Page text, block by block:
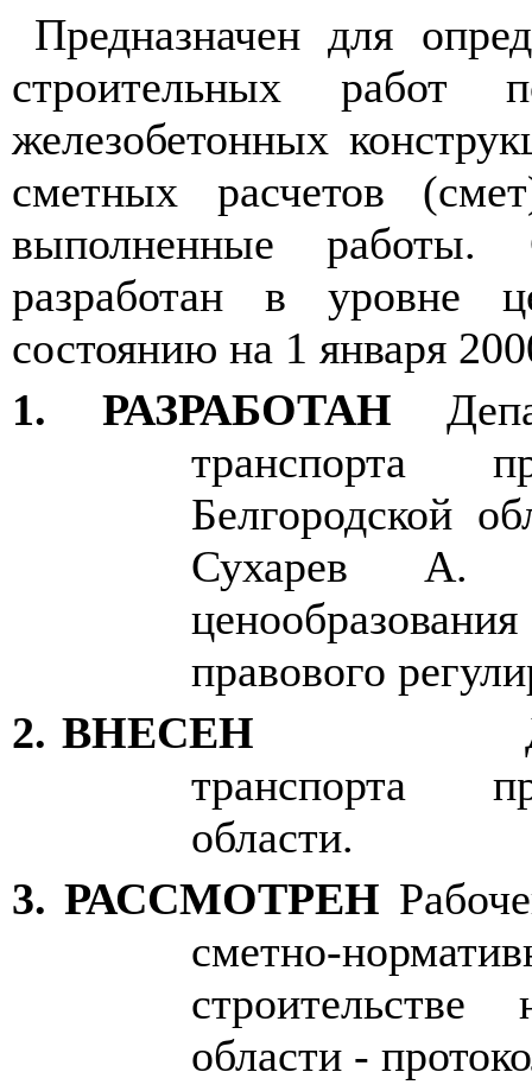
Предназначен для
строительных работ
железобетонных
сметных расчетов
выполненные работы.
разработан в уровне
состоянию на 1 января
1. РАЗРАБОТАН
транспорта
Белгородской
Сухарев А.
правового
2. ВНЕСЕН
транспорта
области.
3. РАССМОТРЕН
сметно-
области -